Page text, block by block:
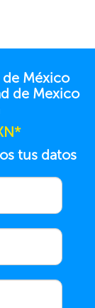
de México
de Mexico
tus datos